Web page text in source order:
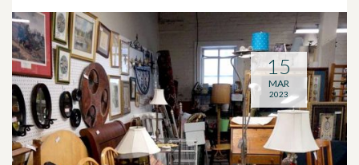
15
MAR
2023